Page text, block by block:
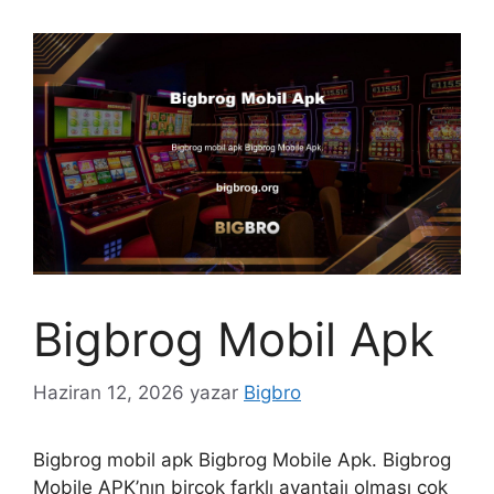
Bigbrog Mobil Apk
Haziran 12, 2026 yazar Bigbro
Bigbrog mobil apk Bigbrog Mobile Apk. Bigbrog
Mobile APK’nın birçok farklı avantajı olması çok